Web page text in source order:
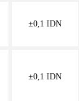
±0,1 IDN
±0,1 IDN